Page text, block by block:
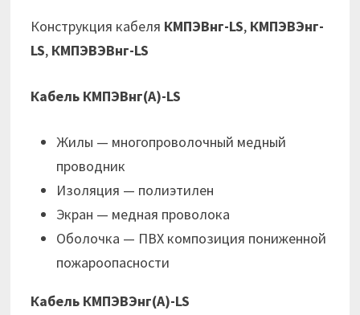
Конструкция кабеля КМПЭВнг-LS, КМПЭВЭнг-
LS, КМПЭВЭВнг-LS
Кабель КМПЭВнг(А)-LS
Жилы — многопроволочный медный
проводник
Изоляция — полиэтилен
Экран — медная проволока
Оболочка — ПВХ композиция пониженной
пожароопасности
Кабель КМПЭВЭнг(А)-LS